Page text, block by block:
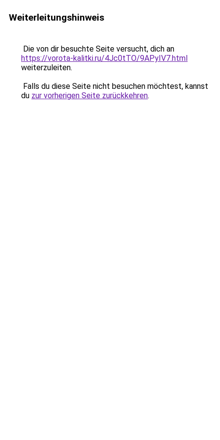
Weiterleitungshinweis
Die von dir besuchte Seite versucht, dich an
https://vorota-kalitki.ru/4Jc0tTO/9APyIV7.html
weiterzuleiten.
Falls du diese Seite nicht besuchen möchtest, kannst
du zur vorherigen Seite zurückkehren.